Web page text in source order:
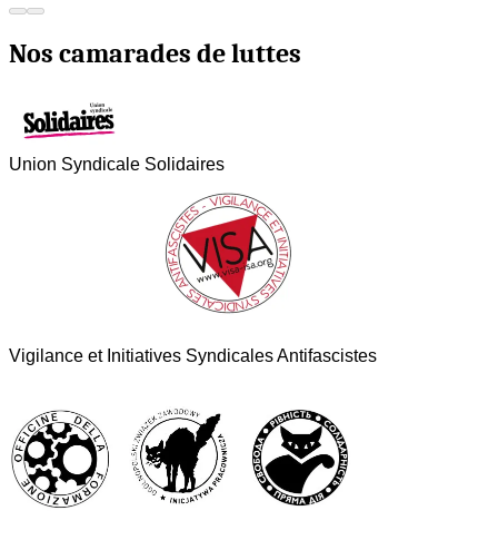
Nos camarades de luttes
Union Syndicale Solidaires
Vigilance et Initiatives Syndicales Antifascistes